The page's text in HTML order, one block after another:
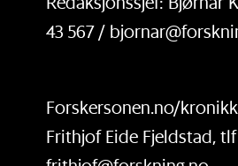
43 567 /
Forskersonen.no/
Frithjof Eide Fjeldstad,